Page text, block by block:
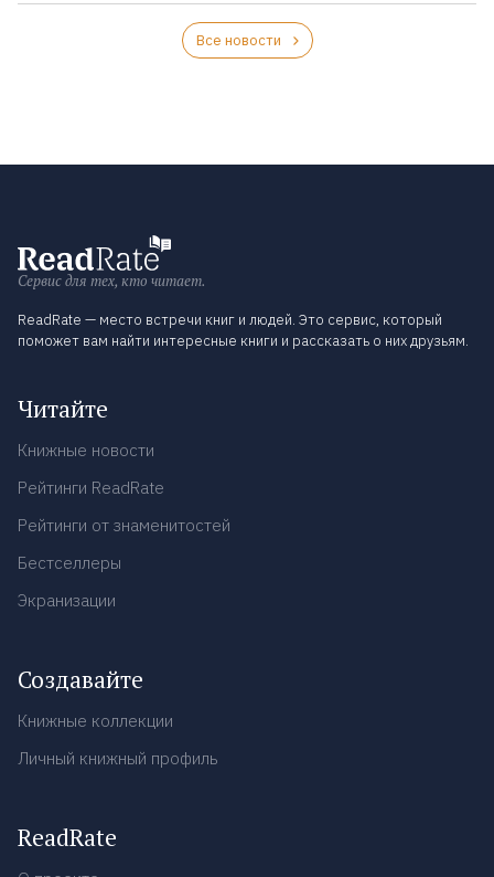
Все новости
Сервис для тех, кто читает.
ReadRate — место встречи книг и людей. Это сервис, который
поможет вам найти интересные книги и рассказать о них друзьям.
Читайте
Книжные новости
Рейтинги ReadRate
Рейтинги от знаменитостей
Бестселлеры
Экранизации
Создавайте
Книжные коллекции
Личный книжный профиль
ReadRate